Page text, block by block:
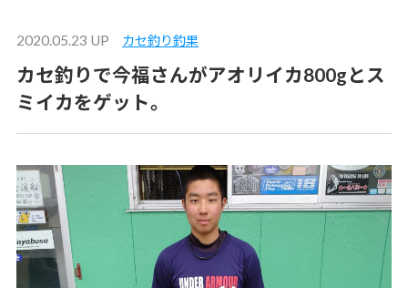
2020.05.23 UP カセ釣り釣果
カセ釣りで今福さんがアオリイカ800gとス
ミイカをゲット。